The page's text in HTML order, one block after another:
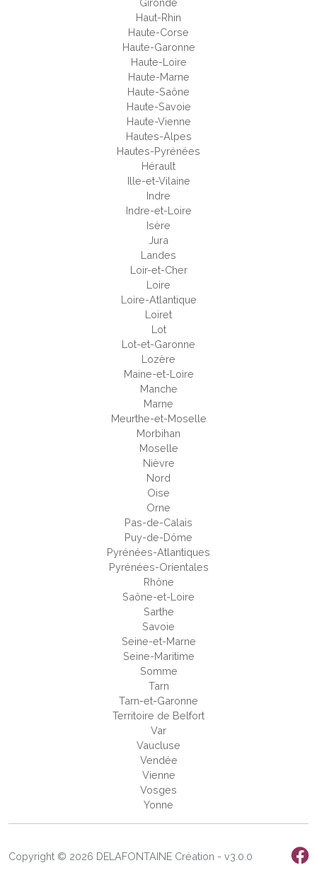
Gironde
Haut-Rhin
Haute-Corse
Haute-Garonne
Haute-Loire
Haute-Marne
Haute-Saône
Haute-Savoie
Haute-Vienne
Hautes-Alpes
Hautes-Pyrénées
Hérault
Ille-et-Vilaine
Indre
Indre-et-Loire
Isère
Jura
Landes
Loir-et-Cher
Loire
Loire-Atlantique
Loiret
Lot
Lot-et-Garonne
Lozère
Maine-et-Loire
Manche
Marne
Meurthe-et-Moselle
Morbihan
Moselle
Nièvre
Nord
Oise
Orne
Pas-de-Calais
Puy-de-Dôme
Pyrénées-Atlantiques
Pyrénées-Orientales
Rhône
Saône-et-Loire
Sarthe
Savoie
Seine-et-Marne
Seine-Maritime
Somme
Tarn
Tarn-et-Garonne
Territoire de Belfort
Var
Vaucluse
Vendée
Vienne
Vosges
Yonne
Copyright © 2026 DELAFONTAINE Création - v3.0.0